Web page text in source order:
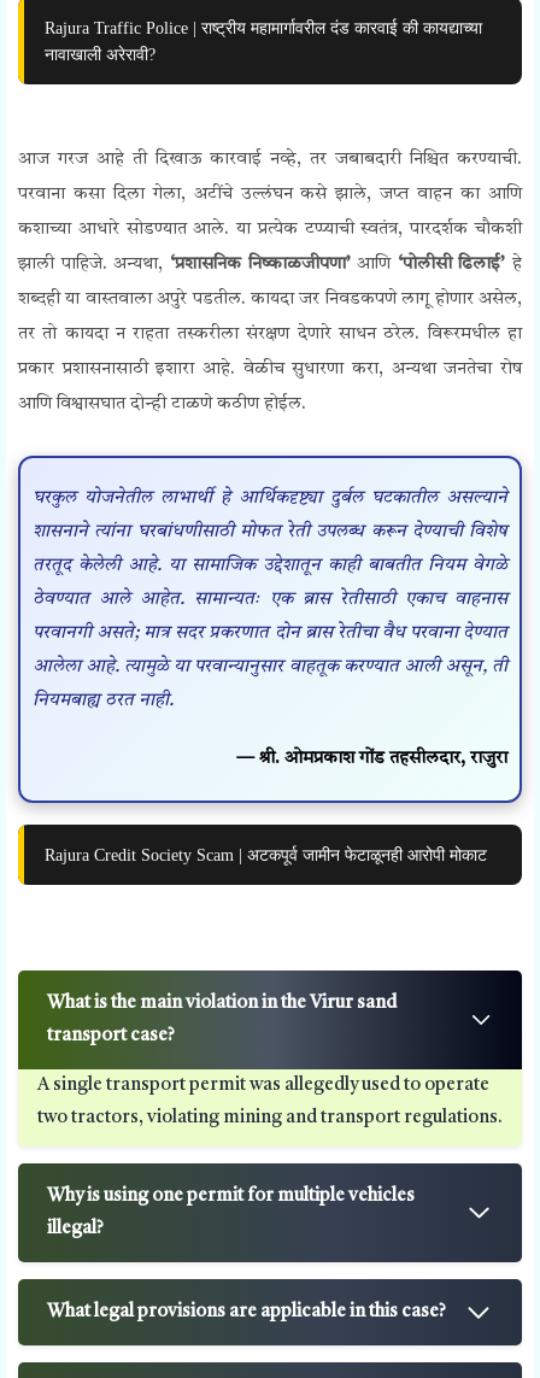
Rajura Traffic Police | राष्ट्रीय महामार्गावरील दंड कारवाई की कायद्याच्या
नावाखाली अरेरावी?
आज गरज आहे ती दिखाऊ कारवाई नव्हे, तर जबाबदारी निश्चित करण्याची.
परवाना कसा दिला गेला, अटींचे उल्लंघन कसे झाले, जप्त वाहन का आणि
कशाच्या आधारे सोडण्यात आले. या प्रत्येक टप्प्याची स्वतंत्र, पारदर्शक चौकशी
झाली पाहिजे. अन्यथा, ‘प्रशासनिक निष्काळजीपणा’आणि ‘पोलीसी ढिलाई’ हे
शब्दही या वास्तवाला अपुरे पडतील. कायदा जर निवडकपणे लागू होणार असेल,
तर तो कायदा न राहता तस्करीला संरक्षण देणारे साधन ठरेल. विरूरमधील हा
प्रकार प्रशासनासाठी इशारा आहे. वेळीच सुधारणा करा, अन्यथा जनतेचा रोष
आणि विश्वासघात दोन्ही टाळणे कठीण होईल.
घरकुल योजनेतील लाभार्थी हे आर्थिकदृष्ट्या दुर्बल घटकातील असल्याने
शासनाने त्यांना घरबांधणीसाठी मोफत रेती उपलब्ध करून देण्याची विशेष
तरतूद केलेली आहे. या सामाजिक उद्देशातून काही बाबतीत नियम वेगळे
ठेवण्यात आले आहेत. सामान्यतः एक ब्रास रेतीसाठी एकाच वाहनास
परवानगी असते; मात्र सदर प्रकरणात दोन ब्रास रेतीचा वैध परवाना देण्यात
आलेला आहे. त्यामुळे या परवान्यानुसार वाहतूक करण्यात आली असून, ती
नियमबाह्य ठरत नाही.
— श्री. ओमप्रकाश गोंड तहसीलदार, राजुरा
Rajura Credit Society Scam | अटकपूर्व जामीन फेटाळूनही आरोपी मोकाट
What is the main violation in the Virur sand
transport case?
A single transport permit was allegedly used to operate
two tractors, violating mining and transport regulations.
Why is using one permit for multiple vehicles
illegal?
What legal provisions are applicable in this case?